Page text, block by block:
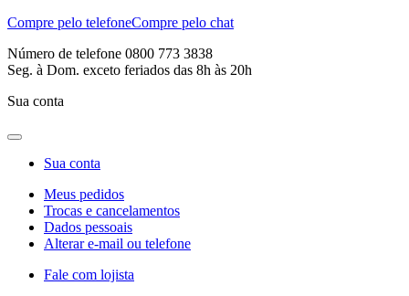
Compre pelo telefoneCompre pelo chat
Número de telefone 0800 773 3838
Seg. à Dom. exceto feriados das 8h às 20h
Sua conta
Sua conta
Meus pedidos
Trocas e cancelamentos
Dados pessoais
Alterar e-mail ou telefone
Fale com lojista